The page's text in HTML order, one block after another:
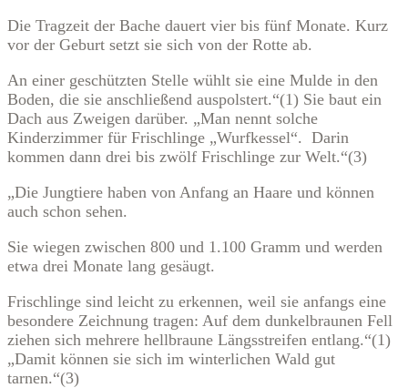
Die Tragzeit der Bache dauert vier bis fünf Monate. Kurz
vor der Geburt setzt sie sich von der Rotte ab.
An einer geschützten Stelle wühlt sie eine Mulde in den
Boden, die sie anschließend auspolstert.“(1) Sie baut ein
Dach aus Zweigen darüber. „Man nennt solche
Kinderzimmer für Frischlinge „Wurfkessel“. Darin
kommen dann drei bis zwölf Frischlinge zur Welt.“(3)
„Die Jungtiere haben von Anfang an Haare und können
auch schon sehen.
Sie wiegen zwischen 800 und 1.100 Gramm und werden
etwa drei Monate lang gesäugt.
Frischlinge sind leicht zu erkennen, weil sie anfangs eine
besondere Zeichnung tragen: Auf dem dunkelbraunen Fell
ziehen sich mehrere hellbraune Längsstreifen entlang.“(1)
„Damit können sie sich im winterlichen Wald gut
tarnen.“(3)